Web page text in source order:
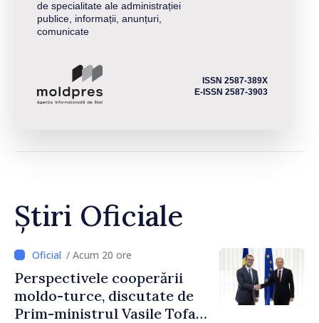
de specialitate ale administrației
publice, informații, anunțuri,
comunicate
ISSN 2587-389X
E-ISSN 2587-3903
Știri Oficiale
/ Acum 20 ore
Perspectivele cooperării
moldo-turce, discutate de
Prim-ministrul Vasile Tofan